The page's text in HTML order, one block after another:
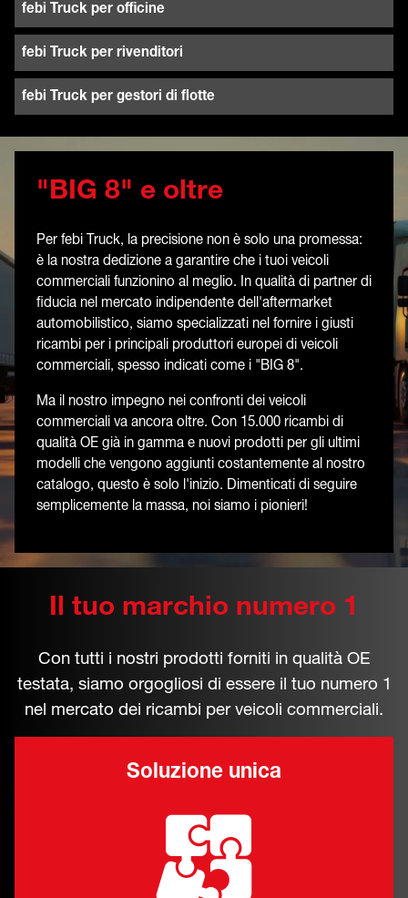
febi Truck per officine
febi Truck per rivenditori
febi Truck per gestori di flotte
"BIG 8" e oltre
Per febi Truck, la precisione non è solo una promessa:
è la nostra dedizione a garantire che i tuoi veicoli
commerciali funzionino al meglio. In qualità di partner di
fiducia nel mercato indipendente dell'aftermarket
automobilistico, siamo specializzati nel fornire i giusti
ricambi per i principali produttori europei di veicoli
commerciali, spesso indicati come i "BIG 8".
Ma il nostro impegno nei confronti dei veicoli
commerciali va ancora oltre. Con 15.000 ricambi di
qualità OE già in gamma e nuovi prodotti per gli ultimi
modelli che vengono aggiunti costantemente al nostro
catalogo, questo è solo l'inizio. Dimenticati di seguire
semplicemente la massa, noi siamo i pionieri!
Il tuo marchio numero 1
Con tutti i nostri prodotti forniti in qualità OE
testata, siamo orgogliosi di essere il tuo numero 1
nel mercato dei ricambi per veicoli commerciali.
Soluzione unica